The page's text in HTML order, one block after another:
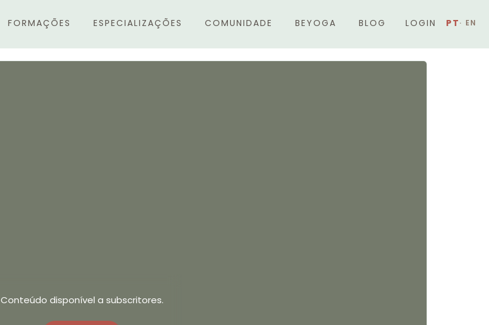
FORMAÇÕES ESPECIALIZAÇÕES COMUNIDADE BEYOGA BLOG LOGIN
Conteúdo disponível a subscritores.